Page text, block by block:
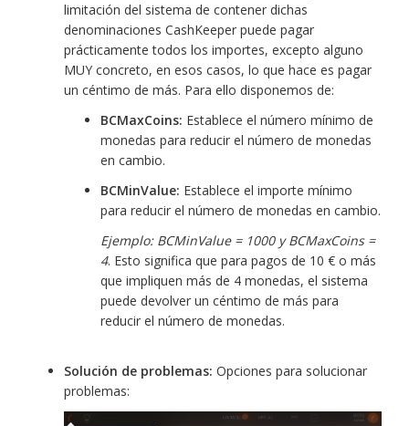
limitación del sistema de contener dichas
denominaciones CashKeeper puede pagar
prácticamente todos los importes, excepto alguno
MUY concreto, en esos casos, lo que hace es pagar
un céntimo de más. Para ello disponemos de:
BCMaxCoins: Establece el número mínimo de
monedas para reducir el número de monedas
en cambio.
BCMinValue: Establece el importe mínimo
para reducir el número de monedas en cambio.
Ejemplo: BCMinValue = 1000 y BCMaxCoins =
4. Esto significa que para pagos de 10 € o más
que impliquen más de 4 monedas, el sistema
puede devolver un céntimo de más para
reducir el número de monedas.
Solución de problemas: Opciones para solucionar
problemas: